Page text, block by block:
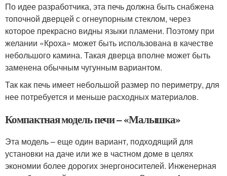
По идее разработчика, эта печь должна быть снабжена
топочной дверцей с огнеупорным стеклом, через
которое прекрасно видны языки пламени. Поэтому при
желании «Кроха» может быть использована в качестве
небольшого камина. Такая дверца вполне может быть
заменена обычным чугунным вариантом.
Так как печь имеет небольшой размер по периметру, для
нее потребуется и меньше расходных материалов.
Компактная модель печи – «Малышка»
Эта модель – еще один вариант, подходящий для
установки на даче или же в частном доме в целях
экономии более дорогих энергоносителей. Инженерная